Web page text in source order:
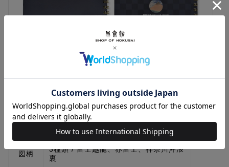
内容
90ページ 6mm方眼 ツインリング
製本
図柄
3種類 / 富士越龍、赤富士、神奈川沖浪
裏